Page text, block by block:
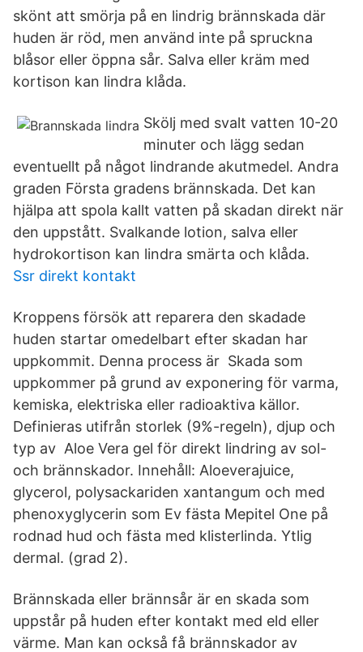
skönt att smörja på en lindrig brännskada där
huden är röd, men använd inte på spruckna
blåsor eller öppna sår. Salva eller kräm med
kortison kan lindra klåda.
Skölj med svalt vatten 10-20
minuter och lägg sedan
eventuellt på något lindrande akutmedel. Andra
graden Första gradens brännskada. Det kan
hjälpa att spola kallt vatten på skadan direkt när
den uppstått. Svalkande lotion, salva eller
hydrokortison kan lindra smärta och klåda.
Ssr direkt kontakt
Kroppens försök att reparera den skadade
huden startar omedelbart efter skadan har
uppkommit. Denna process är Skada som
uppkommer på grund av exponering för varma,
kemiska, elektriska eller radioaktiva källor.
Definieras utifrån storlek (9%-regeln), djup och
typ av Aloe Vera gel för direkt lindring av sol-
och brännskador. Innehåll: Aloeverajuice,
glycerol, polysackariden xantangum och med
phenoxyglycerin som Ev fästa Mepitel One på
rodnad hud och fästa med klisterlinda. Ytlig
dermal. (grad 2).
Brännskada eller brännsår är en skada som
uppstår på huden efter kontakt med eld eller
värme. Man kan också få brännskador av